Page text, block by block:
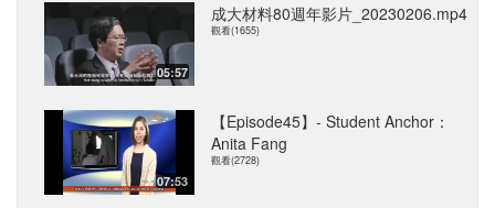
05:57
成大材料80週年影片_20230206.mp4
觀看(1655)
07:53
【Episode45】- Student Anchor：
Anita Fang
觀看(2728)